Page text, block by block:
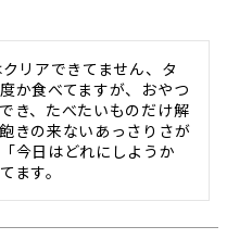
リアできてません、タ
か食べてますが、おやつ
き、たべたいものだけ解
きの来ないあっさりさが
今日はどれにしようか
ます。